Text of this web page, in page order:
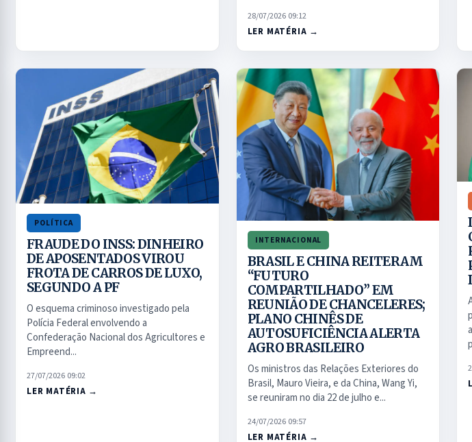
28/07/2026 09:12
LER MATÉRIA →
POLÍTICA
FRAUDE DO INSS: DINHEIRO
DE APOSENTADOS VIROU
FROTA DE CARROS DE LUXO,
SEGUNDO A PF
O esquema criminoso investigado pela
Polícia Federal envolvendo a
Confederação Nacional dos Agricultores e
Empreend...
27/07/2026 09:02
LER MATÉRIA →
INTERNACIONAL
BRASIL E CHINA REITERAM
“FUTURO
COMPARTILHADO” EM
REUNIÃO DE CHANCELERES;
PLANO CHINÊS DE
AUTOSUFICIÊNCIA ALERTA
AGRO BRASILEIRO
Os ministros das Relações Exteriores do
Brasil, Mauro Vieira, e da China, Wang Yi,
se reuniram no dia 22 de julho e...
24/07/2026 09:57
LER MATÉRIA →